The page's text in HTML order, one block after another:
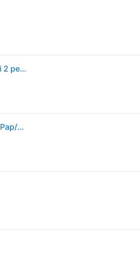
Avent ultra air succhietto papa/balloon femmina 6-18 mesi 2 pezzi
Avent Philips Linea Mamma e Bambino Succhietti Ultra Air Pap/Ba Bambina